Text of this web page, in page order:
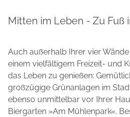
Mitten im Leben - Zu Fuß
Auch außerhalb Ihrer vier
einem vielfältigem Freizeit- und
das Leben zu genießen:
großzügige Grünanlagen im
ebenso unmittelbar vor Ihrer
Biergarten »Am Mühlenpark«.